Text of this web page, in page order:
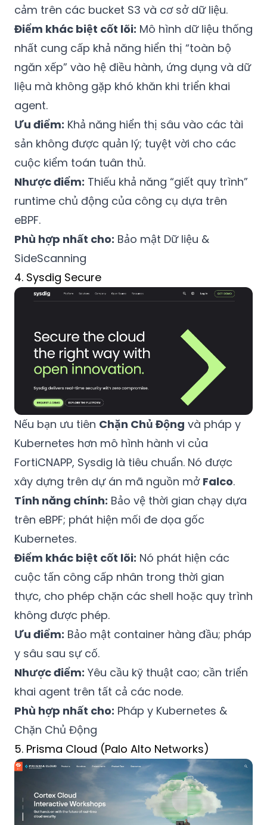
cảm trên các bucket S3 và cơ sở dữ liệu.
Điểm khác biệt cốt lõi: Mô hình dữ liệu thống
nhất cung cấp khả năng hiển thị “toàn bộ
ngăn xếp” vào hệ điều hành, ứng dụng và dữ
liệu mà không gặp khó khăn khi triển khai
agent.
Ưu điểm: Khả năng hiển thị sâu vào các tài
sản không được quản lý; tuyệt vời cho các
cuộc kiểm toán tuân thủ.
Nhược điểm: Thiếu khả năng “giết quy trình”
runtime chủ động của công cụ dựa trên
eBPF.
Phù hợp nhất cho: Bảo mật Dữ liệu &
SideScanning
4. Sysdig Secure
Nếu bạn ưu tiên Chặn Chủ Động và pháp y
Kubernetes hơn mô hình hành vi của
FortiCNAPP, Sysdig là tiêu chuẩn. Nó được
xây dựng trên dự án mã nguồn mở Falco.
Tính năng chính: Bảo vệ thời gian chạy dựa
trên eBPF; phát hiện mối đe dọa gốc
Kubernetes.
Điểm khác biệt cốt lõi: Nó phát hiện các
cuộc tấn công cấp nhân trong thời gian
thực, cho phép chặn các shell hoặc quy trình
không được phép.
Ưu điểm: Bảo mật container hàng đầu; pháp
y sâu sau sự cố.
Nhược điểm: Yêu cầu kỹ thuật cao; cần triển
khai agent trên tất cả các node.
Phù hợp nhất cho: Pháp y Kubernetes &
Chặn Chủ Động
5. Prisma Cloud (Palo Alto Networks)